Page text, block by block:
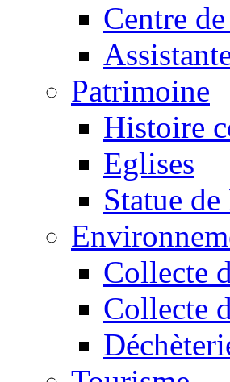
Centre
Patrimoine
Histoire
Eglises
Statue
Collecte
Collecte